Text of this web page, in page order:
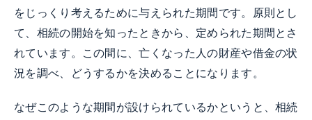
をじっくり考えるために与えられた期間です。原則とし
て、相続の開始を知ったときから、定められた期間とさ
れています。この間に、亡くなった人の財産や借金の状
況を調べ、どうするかを決めることになります。
なぜこのような期間が設けられているかというと、相続